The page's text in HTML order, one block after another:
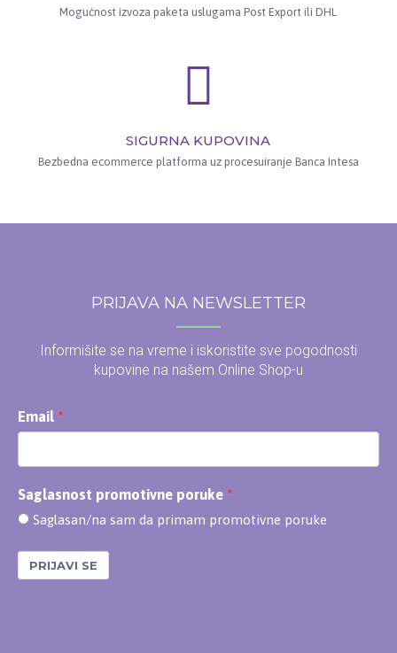
Mogućnost izvoza paketa uslugama Post Export ili DHL
SIGURNA KUPOVINA
Bezbedna ecommerce platforma uz procesuiranje Banca Intesa
PRIJAVA NA NEWSLETTER
Informišite se na vreme i iskoristite sve pogodnosti
kupovine na našem Online Shop-u
Email
Saglasnost promotivne poruke
Saglasan/na sam da primam promotivne poruke
PRIJAVI SE